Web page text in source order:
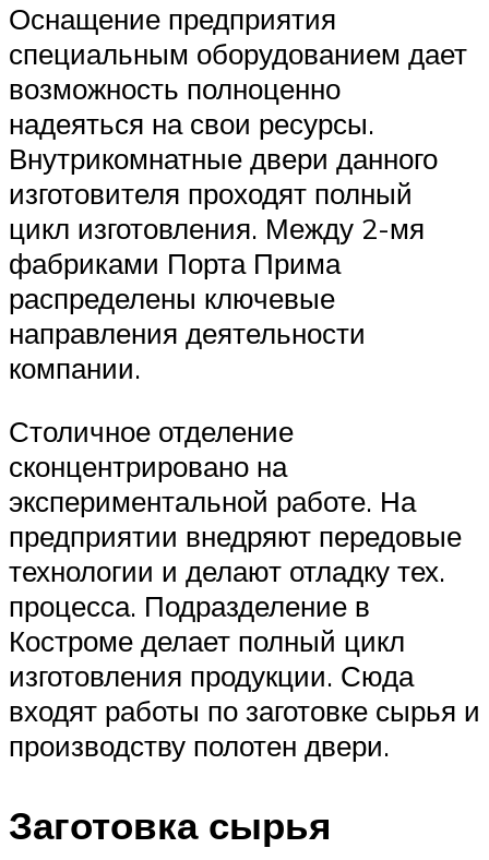
Оснащение предприятия
специальным оборудованием дает
возможность полноценно
надеяться на свои ресурсы.
Внутрикомнатные двери данного
изготовителя проходят полный
цикл изготовления. Между 2-мя
фабриками Порта Прима
распределены ключевые
направления деятельности
компании.
Столичное отделение
сконцентрировано на
экспериментальной работе. На
предприятии внедряют передовые
технологии и делают отладку тех.
процесса. Подразделение в
Костроме делает полный цикл
изготовления продукции. Сюда
входят работы по заготовке сырья и
производству полотен двери.
Заготовка сырья